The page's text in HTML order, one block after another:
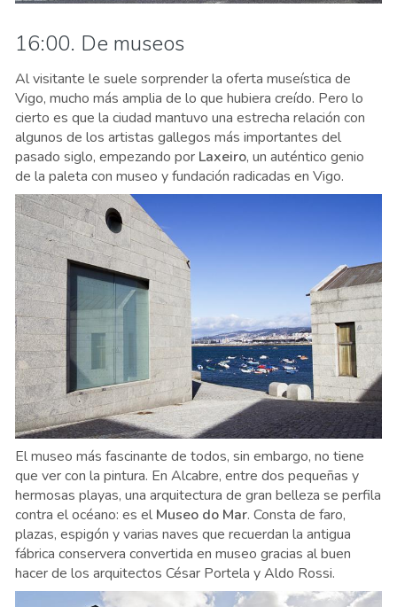
16:00. De museos
Al visitante le suele sorprender la oferta museística de
Vigo, mucho más amplia de lo que hubiera creído. Pero lo
cierto es que la ciudad mantuvo una estrecha relación con
algunos de los artistas gallegos más importantes del
pasado siglo, empezando por Laxeiro, un auténtico genio
de la paleta con museo y fundación radicadas en Vigo.
El museo más fascinante de todos, sin embargo, no tiene
que ver con la pintura. En Alcabre, entre dos pequeñas y
hermosas playas, una arquitectura de gran belleza se perfila
contra el océano: es el Museo do Mar. Consta de faro,
plazas, espigón y varias naves que recuerdan la antigua
fábrica conservera convertida en museo gracias al buen
hacer de los arquitectos César Portela y Aldo Rossi.